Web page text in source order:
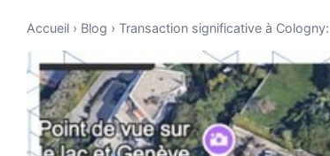
Accueil › Blog › Transaction significative à